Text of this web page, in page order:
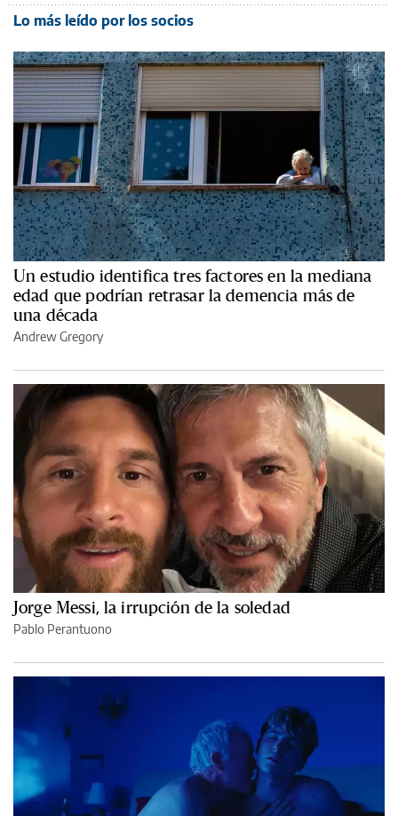
Lo más leído por los socios
Un estudio identifica tres factores en la mediana
edad que podrían retrasar la demencia más de
una década
Andrew Gregory
Jorge Messi, la irrupción de la soledad
Pablo Perantuono